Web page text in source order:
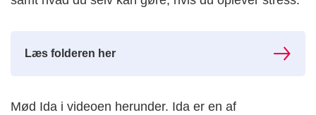
Læs folderen her
Mød Ida i videoen herunder. Ida er en af